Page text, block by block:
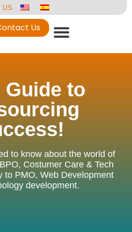
US
Us
Guide to
to know about the world of
Costumer Care & Tech
to PMO, Web Development
development.